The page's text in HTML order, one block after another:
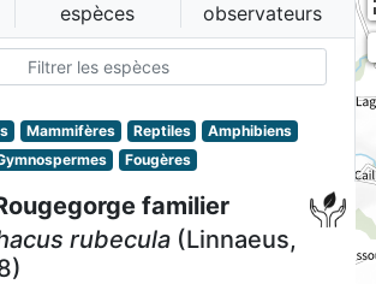
espèces
observateurs
Mammifères Reptiles
Amphibiens
Fougères
familier
rubecula (Linnaeus,